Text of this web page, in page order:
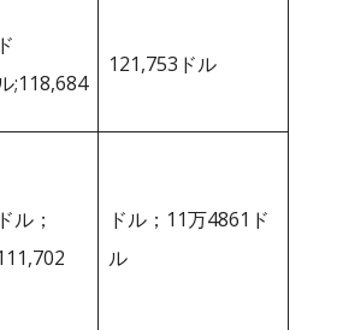
ド
;118,684
121,753ドル
ドル；
ドル；11万4861ド
ル